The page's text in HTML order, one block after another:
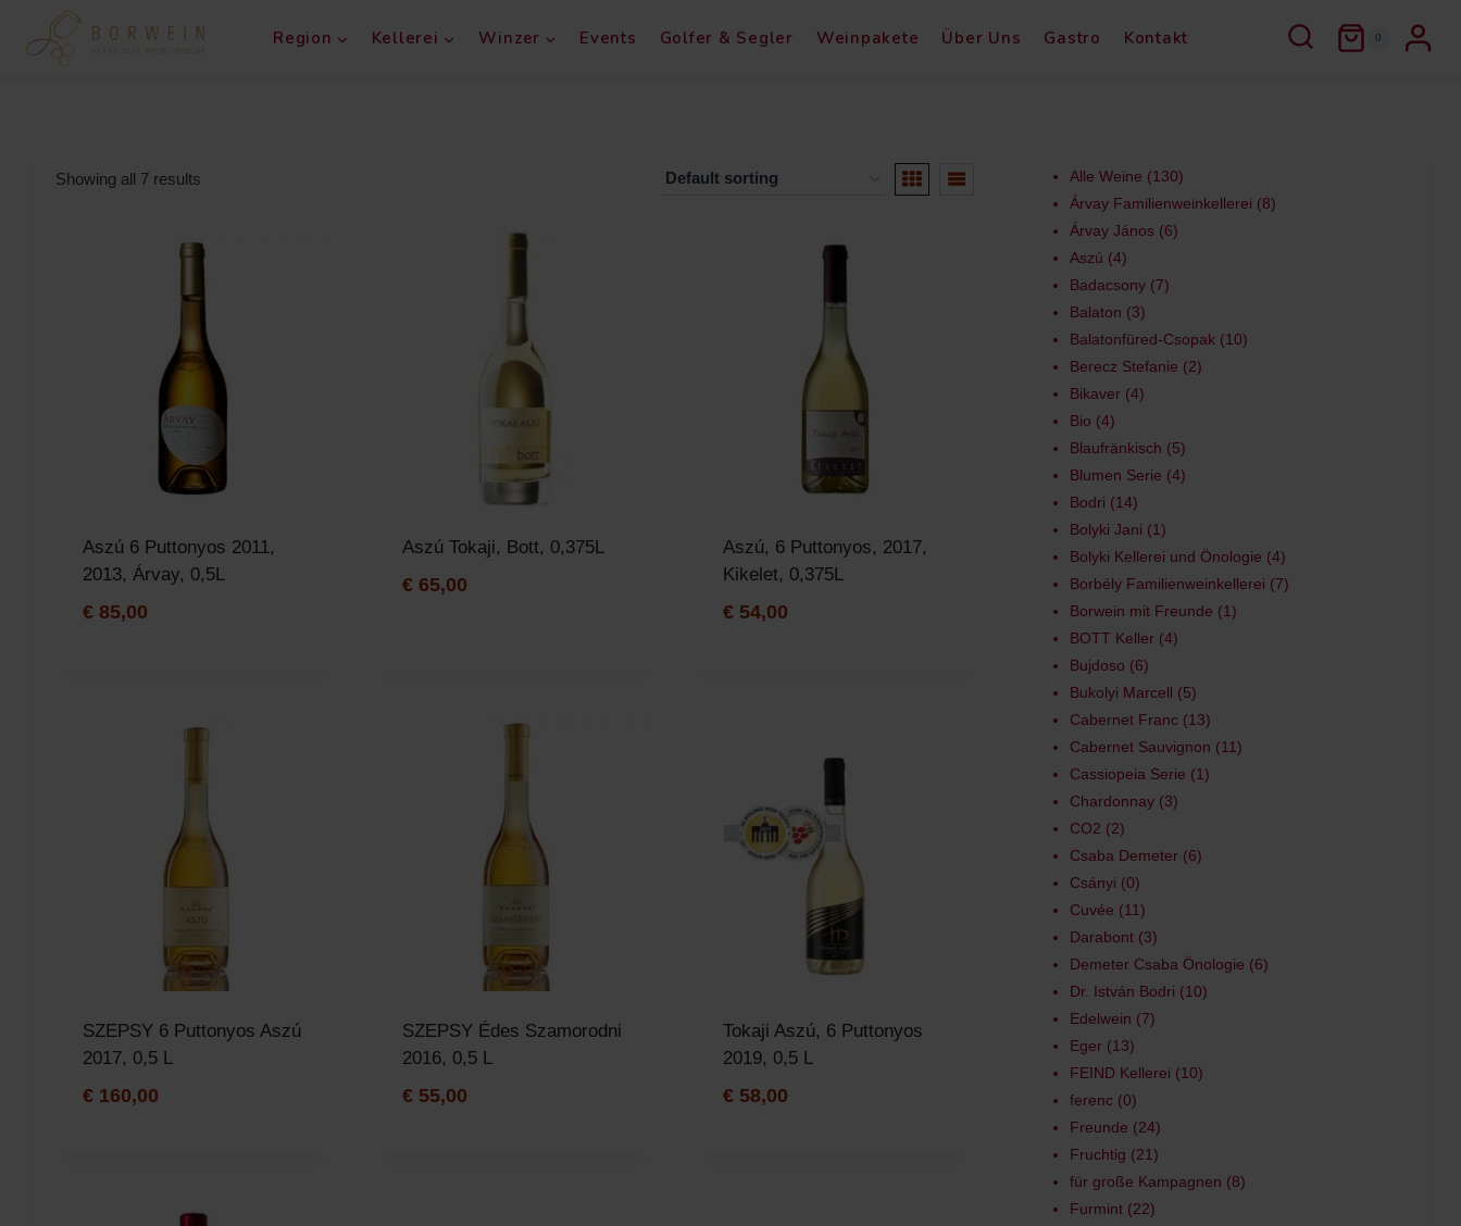
Region Kellerei Winzer Events Golfer & Segler Weinpakete Über Uns Gastro Kontakt 0
Showing all 7 results
Aszú 6 Puttonyos 2011,
2013, Árvay, 0,5L
€85,00
Aszú Tokaji, Bott, 0,375L
€ 65,00
Aszú, 6 Puttonyos, 2017,
Kikelet, 0,375L
€ 54,00
SZEPSY 6 Puttonyos Aszú
2017, 0,5 L
€160,00
SZEPSY Édes Szamorodni
2016, 0,5 L
€ 55,00
Tokaji Aszú, 6 Puttonyos
2019, 0,5 L
€ 58,00
Alle Weine
130
Árvay Familienweinkellerei
8
Árvay János
6
Aszú
4
Badacsony
7
Balaton
3
Balatonfüred-Csopak
10
Berecz Stefanie
2
Bikaver 4
Bio
4
Blaufränkisch
5
Blumen Serie
4
Bodri
14
Bolyki Jani
1
Bolyki Kellerei und Önologie
4
Borbély Familienweinkellerei
7
Borwein mit Freunde
1
BOTT Keller 4
Bujdoso
6
Bukolyi Marcell
5
Cabernet Franc
13
Cabernet Sauvignon
11
Cassiopeia Serie
1
Chardonnay
3
CO2
2
Csaba Demeter
6
Csányi
0
Cuvée
11
Darabont
3
Demeter Csaba Önologie
6
Dr. István Bodri
10
Edelwein
7
Eger
13
FEIND Kellerei
10
ferenc 0
Freunde
24
Fruchtig
21
für große Kampagnen
8
Furmint
22